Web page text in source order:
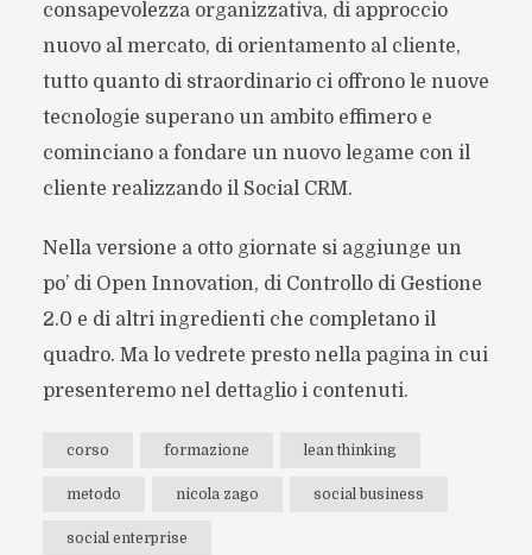
consapevolezza organizzativa, di approccio
nuovo al mercato, di orientamento al cliente,
tutto quanto di straordinario ci offrono le nuove
tecnologie superano un ambito effimero e
cominciano a fondare un nuovo legame con il
cliente realizzando il Social CRM.
Nella versione a otto giornate si aggiunge un
po’ di Open Innovation, di Controllo di Gestione
2.0 e di altri ingredienti che completano il
quadro. Ma lo vedrete presto nella pagina in cui
presenteremo nel dettaglio i contenuti.
corso formazione lean thinking
metodo nicola zago social business
social enterprise